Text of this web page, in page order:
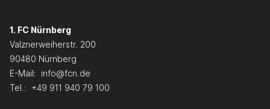
1. FC Nürnberg
Valznerweiherstr. 200
90480 Nürnberg
E-Mail: info@fcn.de
Tel.: +49 911 940 79 100